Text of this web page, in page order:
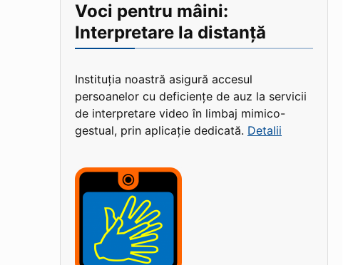
Voci pentru mâini:
Interpretare la distanță
Instituția noastră asigură accesul
persoanelor cu deficiențe de auz la servicii
de interpretare video în limbaj mimico-
gestual, prin aplicație dedicată. Detalii